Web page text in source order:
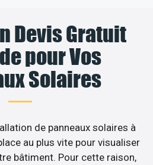
Devis Gratuit
pour Vos
Solaires
de panneaux solaires à
au plus vite pour visualiser
bâtiment. Pour cette raison,